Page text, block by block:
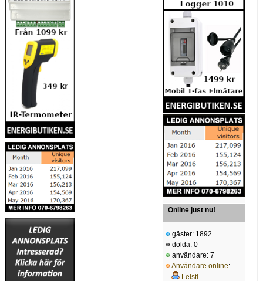
Online just nu!
gäster: 1892
dolda: 0
användare: 7
Användare online:
Leisti